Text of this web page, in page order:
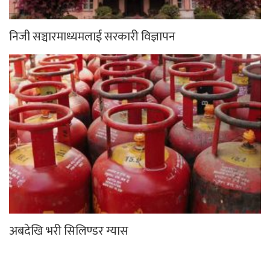
निजी सञ्चारमाध्यमलाई सरकारी विज्ञापन
अबदेखि भरी सिलिण्डर ग्यास